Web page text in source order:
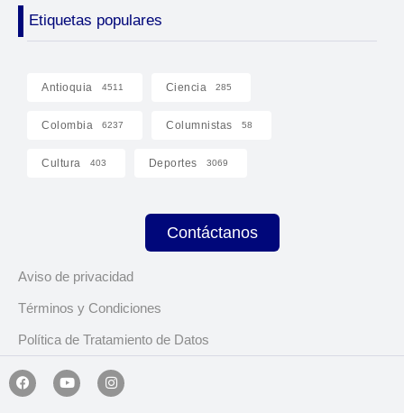
Etiquetas populares
Antioquia 4511 Ciencia 285
Colombia 6237 Columnistas 58
Cultura 403 Deportes 3069
Contáctanos
Aviso de privacidad
Términos y Condiciones
Política de Tratamiento de Datos